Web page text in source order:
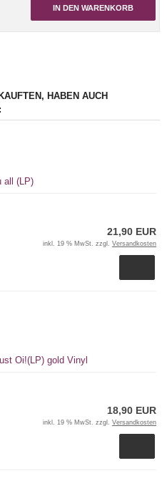
IN DEN WARENKORB
HABEN AUCH
all (LP)
21,90 EUR
inkl. 19 % MwSt. zzgl. Versandkosten
Oi!(LP) gold Vinyl
18,90 EUR
inkl. 19 % MwSt. zzgl. Versandkosten